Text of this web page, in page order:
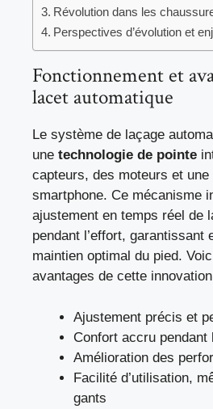
Révolution dans les
Perspectives d’évolution et
Fonctionnement et
lacet automatique
Le système de laçage
une technologie de pointe
capteurs, des moteurs et une
smartphone. Ce mécanisme
ajustement en temps réel de
pendant l’effort, garantissant
maintien optimal du pied.
avantages de cette
Ajustement précis et
Confort accru pendant
Amélioration des
Facilité d’utilisation,
gants